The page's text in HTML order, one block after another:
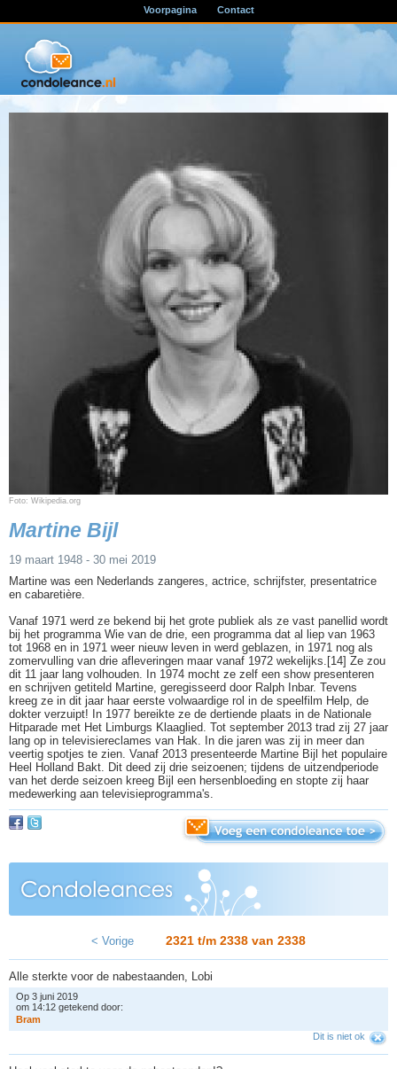
Voorpagina Contact
Foto: Wikipedia.org
Martine Bijl
19 maart 1948 - 30 mei 2019
Martine was een Nederlands zangeres, actrice, schrijfster, presentatrice
en cabaretière.
Vanaf 1971 werd ze bekend bij het grote publiek als ze vast panellid wordt
bij het programma Wie van de drie, een programma dat al liep van 1963
tot 1968 en in 1971 weer nieuw leven in werd geblazen, in 1971 nog als
zomervulling van drie afleveringen maar vanaf 1972 wekelijks.[14] Ze zou
dit 11 jaar lang volhouden. In 1974 mocht ze zelf een show presenteren
en schrijven getiteld Martine, geregisseerd door Ralph Inbar. Tevens
kreeg ze in dit jaar haar eerste volwaardige rol in de speelfilm Help, de
dokter verzuipt! In 1977 bereikte ze de dertiende plaats in de Nationale
Hitparade met Het Limburgs Klaaglied. Tot september 2013 trad zij 27 jaar
lang op in televisiereclames van Hak. In die jaren was zij in meer dan
veertig spotjes te zien. Vanaf 2013 presenteerde Martine Bijl het populaire
Heel Holland Bakt. Dit deed zij drie seizoenen; tijdens de uitzendperiode
van het derde seizoen kreeg Bijl een hersenbloeding en stopte zij haar
medewerking aan televisieprogramma's.
< Vorige 2321 t/m 2338 van 2338
Alle sterkte voor de nabestaanden, Lobi
Op 3 juni 2019
om 14:12 getekend door:
Bram
Dit is niet ok